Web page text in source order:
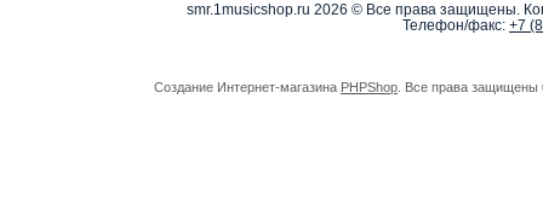
smr.1musicshop.ru 2026 © Все права защищены.
Телефон/факс: +7
Создание Интернет-магазина PHPShop . Все права защищены